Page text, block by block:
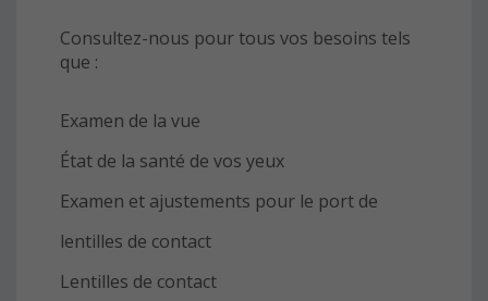
Consultez-nous pour tous vos besoins tels
que :
Examen de la vue
État de la santé de vos yeux
Examen et ajustements pour le port de
lentilles de contact
Lentilles de contact